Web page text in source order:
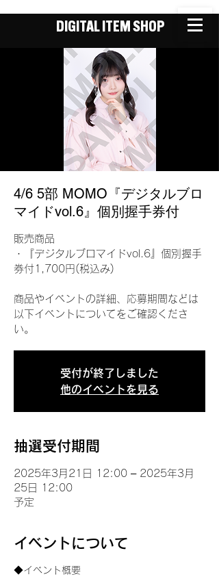
DIGITAL ITEM SHOP
4/6 5部 MOMO『デジタルブロ
マイドvol.6』個別握手券付
販売商品
・『デジタルブロマイドvol.6』個別握手
券付1,700円(税込み)
商品やイベントの詳細、応募期間などは
以下イベントについてをご確認くださ
い。
受付が終了しました
他のイベントを見る
抽選受付期間
2025年3月21日 12:00 – 2025年3月
25日 12:00
予定
イベントについて
◆イベント概要